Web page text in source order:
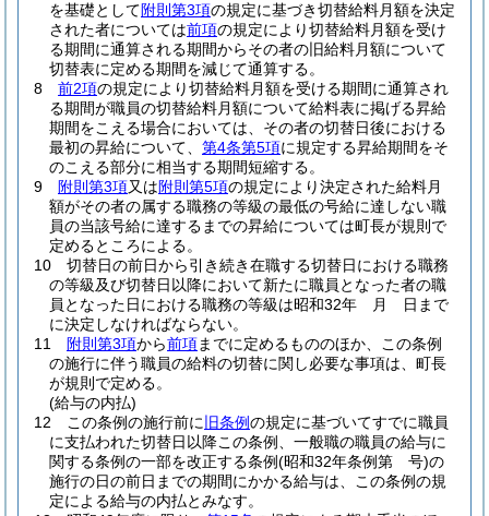
を基礎として附則第3項の規定に基づき切替給料月額を決定
された者については前項の規定により切替給料月額を受け
る期間に通算される期間からその者の旧給料月額について
切替表に定める期間を減じて通算する。
8
前2項の規定により切替給料月額を受ける期間に通算され
る期間が職員の切替給料月額について給料表に掲げる昇給
期間をこえる場合においては、その者の切替日後における
最初の昇給について、 第4条第5項に規定する昇給期間をそ
のこえる部分に相当する期間短縮する。
9
附則第3項又は附則第5項の規定により決定された給料月
額がその者の属する職務の等級の最低の号給に達しない職
員の当該号給に達するまでの昇給については町長が規則で
定めるところによる。
10
切替日の前日から引き続き在職する切替日における職務
の等級及び切替日以降において新たに職員となった者の職
員となった日における職務の等級は昭和32年 月 日まで
に決定しなければならない。
11
附則第3項から前項までに定めるもののほか、この条例
の施行に伴う職員の給料の切替に関し必要な事項は、町長
が規則で定める。
(給与の内払)
12
この条例の施行前に 旧条例の規定に基づいてすでに職員
に支払われた切替日以降この条例、一般職の職員の給与に
関する条例の一部を改正する条例(昭和32年条例第 号)の
施行の日の前日までの期間にかかる給与は、この条例の規
定による給与の内払とみなす。